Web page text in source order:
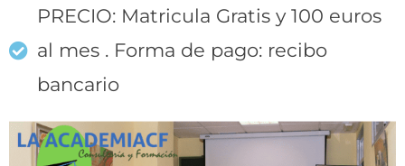
PRECIO: Matricula Gratis y 100 euros
al mes . Forma de pago: recibo
bancario